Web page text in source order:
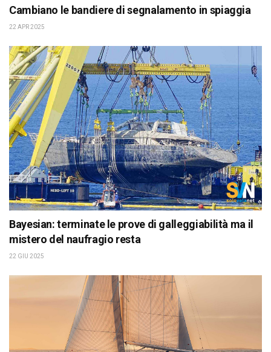
Cambiano le bandiere di segnalamento in spiaggia
22 APR 2025
Bayesian: terminate le prove di galleggiabilità ma il
mistero del naufragio resta
22 GIU 2025